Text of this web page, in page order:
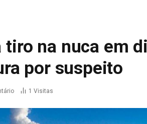
tiro na nuca em
por suspeito
1 Visitas